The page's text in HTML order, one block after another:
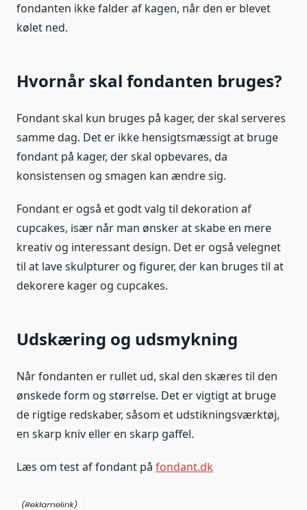
fondanten ikke falder af kagen, når den er blevet
kølet ned.
Hvornår skal fondanten bruges?
Fondant skal kun bruges på kager, der skal serveres
samme dag. Det er ikke hensigtsmæssigt at bruge
fondant på kager, der skal opbevares, da
konsistensen og smagen kan ændre sig.
Fondant er også et godt valg til dekoration af
cupcakes, især når man ønsker at skabe en mere
kreativ og interessant design. Det er også velegnet
til at lave skulpturer og figurer, der kan bruges til at
dekorere kager og cupcakes.
Udskæring og udsmykning
Når fondanten er rullet ud, skal den skæres til den
ønskede form og størrelse. Det er vigtigt at bruge
de rigtige redskaber, såsom et udstikningsværktøj,
en skarp kniv eller en skarp gaffel.
Læs om test af fondant på fondant.dk